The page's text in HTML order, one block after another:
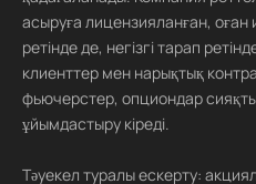
асыруға лицензияланған,
ретінде де, негізгі тарап
клиенттер мен нарықтық
фьючерстер, опциондар
ұйымдастыру кіреді.
Тәуекел туралы ескерту: